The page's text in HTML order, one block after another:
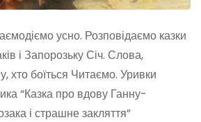
усно. Розповідаємо казки
і Запорозьку Січ. Слова,
хто боїться Читаємо. Уривки
“Казка про вдову Ганну-
і страшне закляття”